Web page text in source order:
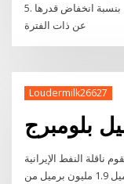
يناير إلى سبتمبر 2020 نحو 513.5 مليون دولار، بنسبة انخفاض قدرها .5
عن ذات الفترة
Loudermilk26627
بلومبرج
ناقلة النفط الإيرانية
بتحميل 1.9 مليون برميل من "Merey 16"، في ميناء أنحاء – ترجمة: خاص